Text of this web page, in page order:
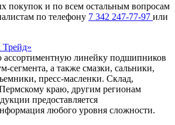
покупок и по всем остальным вопросам
по телефону 7 342 247-77-97 или
ассортиментную линейку подшипников
сегмента, а также смазки, сальники,
пресс-масленки. Склад,
краю, другим регионам
предоставляется
любого уровня сложности.